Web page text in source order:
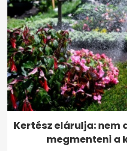
Kertész elárulja: nem
megmenteni a